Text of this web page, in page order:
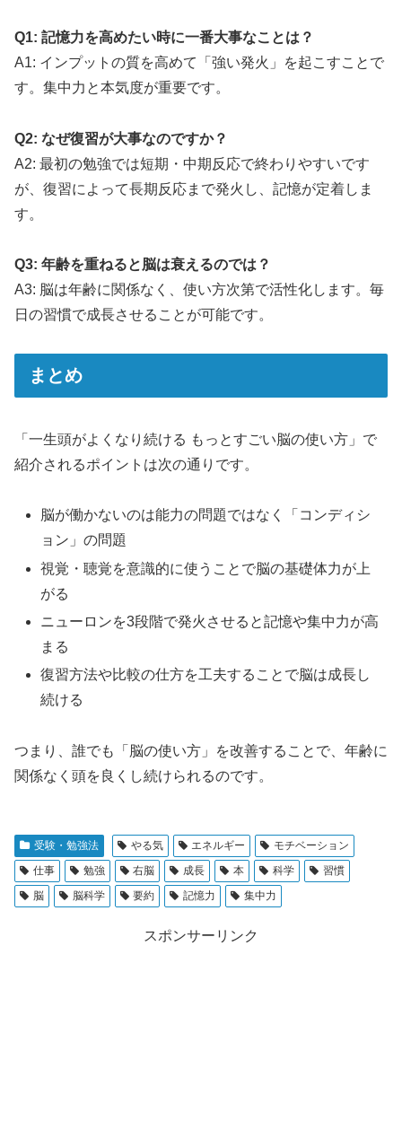
Q1: 記憶力を高めたい時に一番大事なことは？
A1: インプットの質を高めて「強い発火」を起こすことで
す。集中力と本気度が重要です。
Q2: なぜ復習が大事なのですか？
A2: 最初の勉強では短期・中期反応で終わりやすいです
が、復習によって長期反応まで発火し、記憶が定着しま
す。
Q3: 年齢を重ねると脳は衰えるのでは？
A3: 脳は年齢に関係なく、使い方次第で活性化します。毎
日の習慣で成長させることが可能です。
まとめ
「一生頭がよくなり続ける もっとすごい脳の使い方」で
紹介されるポイントは次の通りです。
脳が働かないのは能力の問題ではなく「コンディシ
ョン」の問題
視覚・聴覚を意識的に使うことで脳の基礎体力が上
がる
ニューロンを3段階で発火させると記憶や集中力が高
まる
復習方法や比較の仕方を工夫することで脳は成長し
続ける
つまり、誰でも「脳の使い方」を改善することで、年齢に
関係なく頭を良くし続けられるのです。
受験・勉強法 やる気 エネルギー
モチベーション
仕事
勉強 右脳 成長 本 科学
習慣
脳
脳科学 要約 記憶力 集中力
スポンサーリンク